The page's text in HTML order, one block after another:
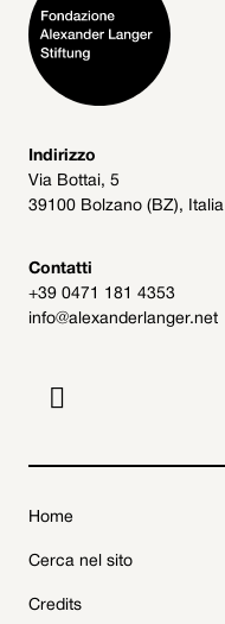
Indirizzo
Via Bottai, 5
39100 Bolzano (BZ), Italia
Contatti
+39 0471 181 4353
info@alexanderlanger.net

Home
Cerca nel sito
Credits